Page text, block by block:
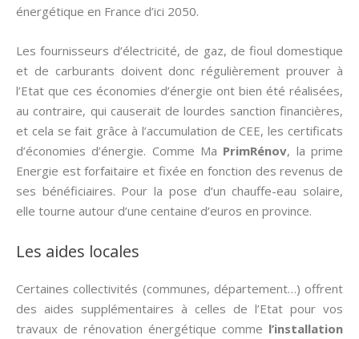
énergétique en France d’ici 2050.
Les fournisseurs d’électricité, de gaz, de fioul domestique
et de carburants doivent donc régulièrement prouver à
l’Etat que ces économies d’énergie ont bien été réalisées,
au contraire, qui causerait de lourdes sanction financières,
et cela se fait grâce à l’accumulation de CEE, les certificats
d’économies d’énergie. Comme Ma PrimRénov, la prime
Energie est forfaitaire et fixée en fonction des revenus de
ses bénéficiaires. Pour la pose d’un chauffe-eau solaire,
elle tourne autour d’une centaine d’euros en province.
Les aides locales
Certaines collectivités (communes, département…) offrent
des aides supplémentaires à celles de l’Etat pour vos
travaux de rénovation énergétique comme l’installation